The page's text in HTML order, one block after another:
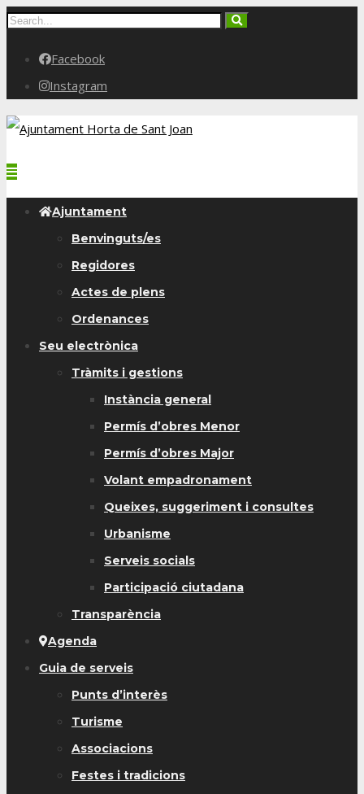
Facebook
Instagram
Ajuntament
Benvinguts/es
Regidores
Actes de plens
Ordenances
Seu electrònica
Tràmits i gestions
Instància general
Permís d’obres Menor
Permís d’obres Major
Volant empadronament
Queixes, suggeriment i consultes
Urbanisme
Serveis socials
Participació ciutadana
Transparència
Agenda
Guia de serveis
Punts d’interès
Turisme
Associacions
Festes i tradicions